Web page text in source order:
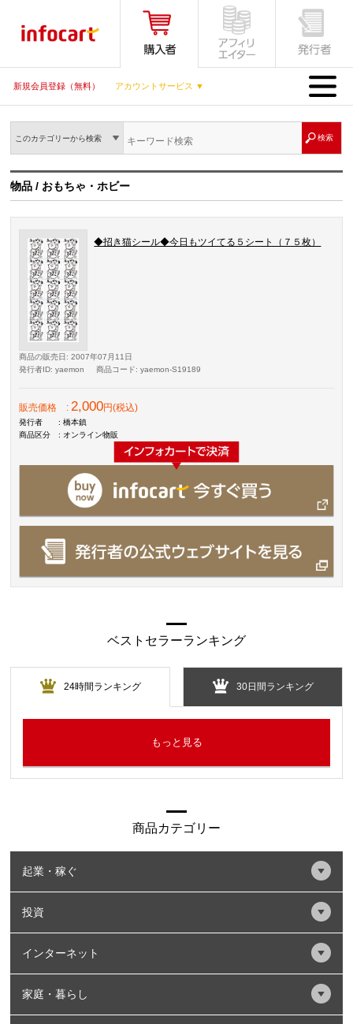
新規会員登録（無料） アカウントサービス ▼ MENU
このカテゴリーから検索
物品 / おもちゃ・ホビー
◆招き猫シール◆今日もツイてる５シート（７５枚）
商品の販売日 : 2007年07月11日
発行者ID: yaemon 商品コード: yaemon-S19189
販売価格 :2,000円(税込)
発行者
: 橋本鎮
商品区分
: オンライン物販
ベストセラーランキング
24時間ランキング 30日間ランキング
もっと見る
商品カテゴリー
起業・稼ぐ
投資
インターネット
家庭・暮らし